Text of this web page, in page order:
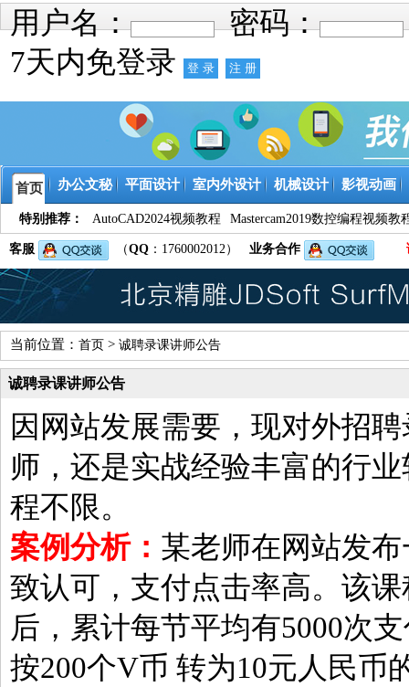
用户名：
密码：
7天内免登录
首页 办公文秘 平面设计 室内外设计 机械设计 影视动画
特别推荐： AutoCAD2024视频教程 Mastercam2019数控编程视频教
客服 （QQ ：1760002012） 业务合作
当前位置： 首页 > 诚聘录课讲师公告
诚聘录课讲师公告
因网站发展需要，现对外招
师，还是实战经验丰富的行
程不限。
案例分析： 某老师在网站发
致认可，支付点击率高。该
后，累计每节平均有5000次
按200个V币 转为10元人民币